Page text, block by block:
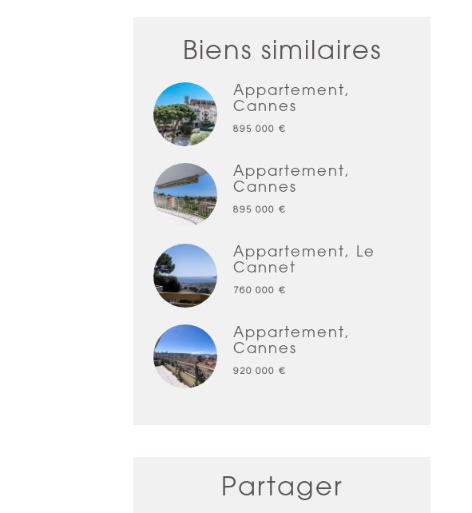
Biens similaires
Appartement,
Cannes
895 000 €
Appartement,
Cannes
895 000 €
Appartement, Le
Cannet
760 000 €
Appartement,
Cannes
920 000 €
Partager